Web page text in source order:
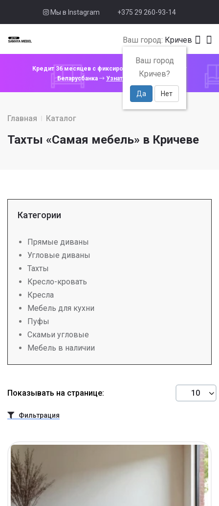
Мы в Instagram +375 29 260-93-14
Ваш город: Кричев
Ваш город
Кричев?
Да Нет
Кредит 36 месяцев с фиксированной ставкой 4% от
Беларусбанка
Узнать подробнее
Главная Каталог
Тахты «Самая мебель» в Кричеве
Категории
Прямые диваны
Угловые диваны
Тахты
Кресло-кровать
Кресла
Мебель для кухни
Пуфы
Скамьи угловые
Мебель в наличии
Показывать на странице:
Фильтрация